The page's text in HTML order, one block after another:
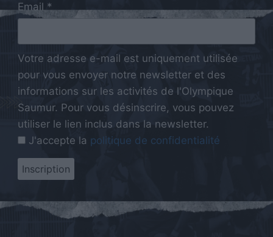
Email *
Votre adresse e-mail est uniquement utilisée
pour vous envoyer notre newsletter et des
informations sur les activités de l'Olympique
Saumur. Pour vous désinscrire, vous pouvez
utiliser le lien inclus dans la newsletter.
J'accepte la politique de confidentialité